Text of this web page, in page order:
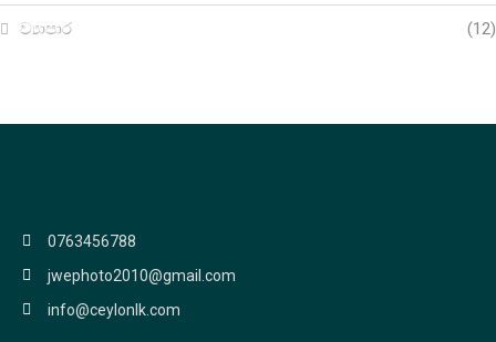
ව්‍යාපාර (12)
0763456788
jwephoto2010@gmail.com
info@ceylonlk.com